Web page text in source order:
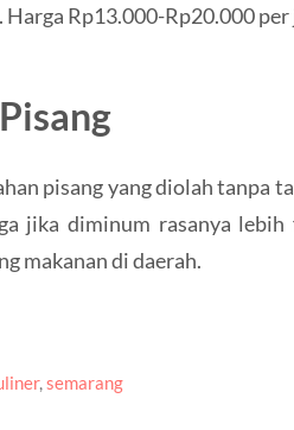
Rp13.000-Rp20.000 per
pisang yang diolah tanpa
jika diminum rasanya
makanan di daerah.
,semarang